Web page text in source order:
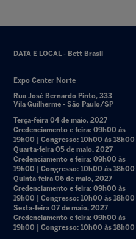
DATA E LOCAL - Bett Brasil
Expo Center Norte
Rua José Bernardo Pinto, 333
Vila Guilherme - São Paulo/SP
Terça-feira 04 de maio, 2027
Credenciamento e feira: 09h00 às
19h00 | Congresso: 10h00 às 18h00
Quarta-feira 05 de maio, 2027
Credenciamento e feira: 09h00 às
19h00 | Congresso: 10h00 às 18h00
Quinta-feira 06 de maio, 2027
Credenciamento e feira: 09h00 às
19h00 | Congresso: 10h00 às 18h00
Sexta-feira 07 de maio, 2027
Credenciamento e feira: 09h00 às
19h00 | Congresso: 10h00 às 18h00